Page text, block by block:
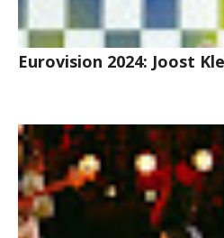
Eurovision 2024: Joost